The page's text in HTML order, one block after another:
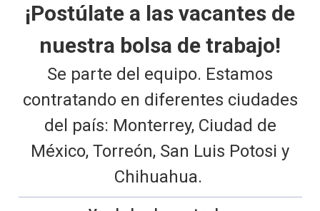
¡Postúlate a las vacantes de
nuestra bolsa de trabajo!
Se parte del equipo. Estamos
contratando en diferentes ciudades
del país: Monterrey, Ciudad de
México, Torreón, San Luis Potosi y
Chihuahua.